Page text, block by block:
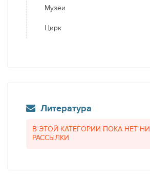
Музеи
Цирк
Литература
В ЭТОЙ КАТЕГОРИИ ПОКА НЕТ
РАССЫЛКИ